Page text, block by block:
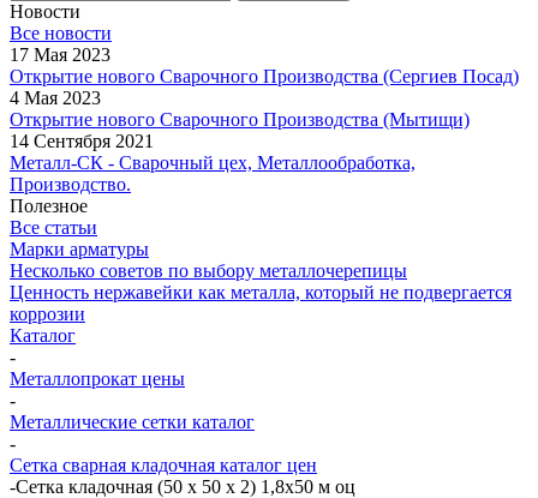
Новости
Все новости
17 Мая 2023
Открытие нового Сварочного Производства (Сергиев Посад)
4 Мая 2023
Открытие нового Сварочного Производства (Мытищи)
14 Сентября 2021
Металл-СК - Сварочный цех, Металлообработка,
Производство.
Полезное
Все статьи
Марки арматуры
Несколько советов по выбору металлочерепицы
Ценность нержавейки как металла, который не подвергается
коррозии
Каталог
-
Металлопрокат цены
-
Металлические сетки каталог
-
Сетка сварная кладочная каталог цен
-Сетка кладочная (50 x 50 x 2) 1,8x50 м оц